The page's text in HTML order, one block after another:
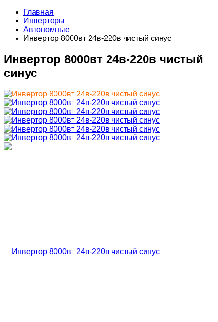
Главная
Инверторы
Автономные
Инвертор 8000вт 24в-220в чистый синус
Инвертор 8000вт 24в-220в чистый
синус